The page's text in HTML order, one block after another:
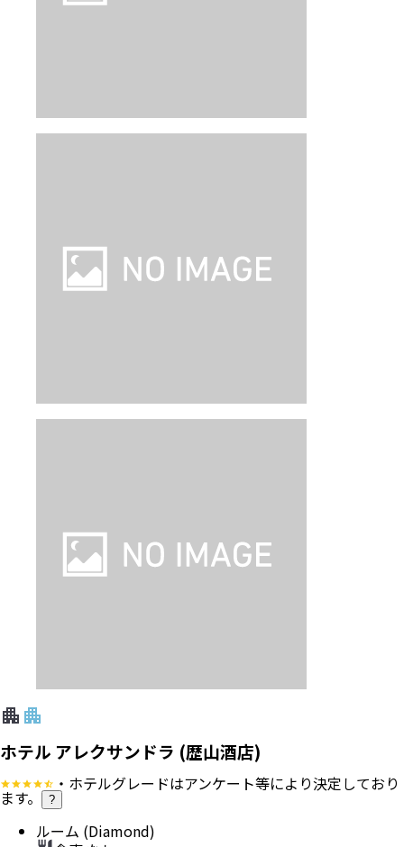
ホテル アレクサンドラ (歴山酒店)
・ホテルグレードはアンケート等により決定しており
ます。 ?
ルーム (Diamond)